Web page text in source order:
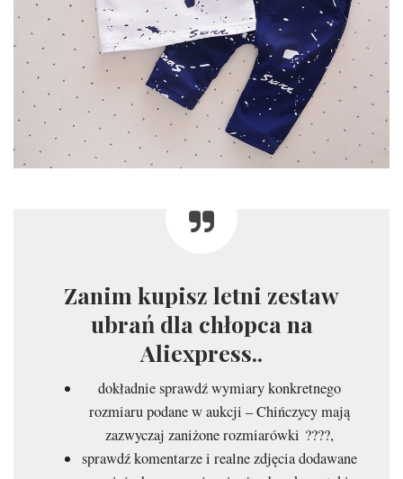
Zanim kupisz letni zestaw
ubrań dla chłopca na
Aliexpress..
dokładnie sprawdź wymiary konkretnego
rozmiaru podane w aukcji – Chińczycy mają
zazwyczaj zaniżone rozmiarówki ????,
sprawdź komentarze i realne zdjęcia dodawane